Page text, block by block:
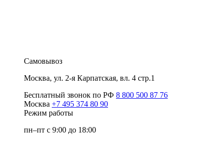
Самовывоз
Москва, ул. 2-я Карпатская, вл. 4 стр.1
Бесплатный звонок по РФ 8 800 500 87 76
Москва +7 495 374 80 90
Режим работы
пн–пт с 9:00 до 18:00